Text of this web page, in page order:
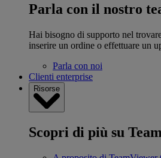
Parla con il nostro
Hai bisogno di supporto nel
inserire un ordine o effettuare un
Parla con noi
Clienti enterprise
Risorse
Scopri di più su